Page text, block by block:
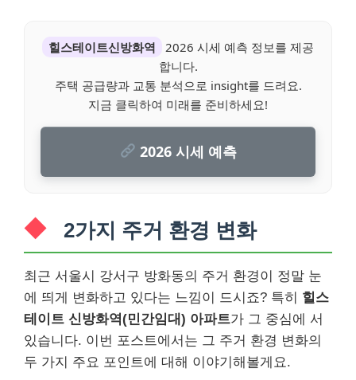
힐스테이트신방화역
2026 시세 예측 정보를 제공
합니다.
주택 공급량과 교통 분석으로 insight를 드려요.
지금 클릭하여 미래를 준비하세요!
2026 시세 예측
2가지 주거 환경 변화
최근 서울시 강서구 방화동의 주거 환경이 정말 눈
에 띄게 변화하고 있다는 느낌이 드시죠? 특히 힐스
테이트 신방화역(민간임대) 아파트가 그 중심에 서
있습니다. 이번 포스트에서는 그 주거 환경 변화의
두 가지 주요 포인트에 대해 이야기해볼게요.